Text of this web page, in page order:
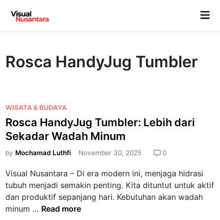
content
Rosca HandyJug Tumbler
P
o
s
t
e
i
n
WISATA & BUDAYA
Rosca HandyJug Tumbler: Lebih dari
Sekadar Wadah Minum
by Mochamad Luthfi November 30, 2025 0
Visual Nusantara – Di era modern ini, menjaga hidrasi
tubuh menjadi semakin penting. Kita dituntut untuk aktif
dan produktif sepanjang hari. Kebutuhan akan wadah
minum … R
Read more